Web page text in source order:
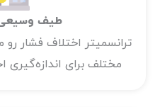
طیف وسیعی
ترانسمیتر اختلاف فشار
مختلف برای اندازه‌گیری